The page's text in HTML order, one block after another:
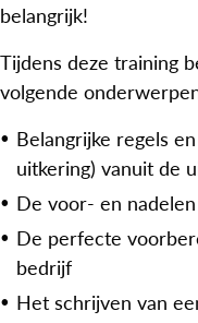
belangrijk!
Tijdens deze training
volgende
Belangrijke regels
uitkering) vanuit de
De voor- en
De perfecte
bedrijf
Het schrijven van